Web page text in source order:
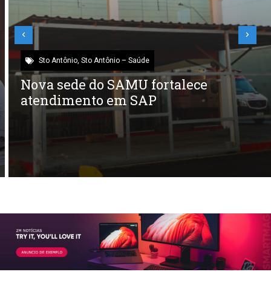
Sto Antônio,Sto Antônio – Saúde
Nova sede do SAMU fortalece
atendimento em SAP